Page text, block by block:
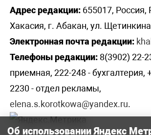
Адрес редакции: 655017, Россия,
Хакасия, г. Абакан, ул.
Электронная почта редакции:
Телефоны редакции: 8(3902) 22-
приемная, 222-248 - бухгалтерия,
2230 - отдел рекламы,
elena.s.korotkowa@yandex.ru.
Об использовании Яндекс